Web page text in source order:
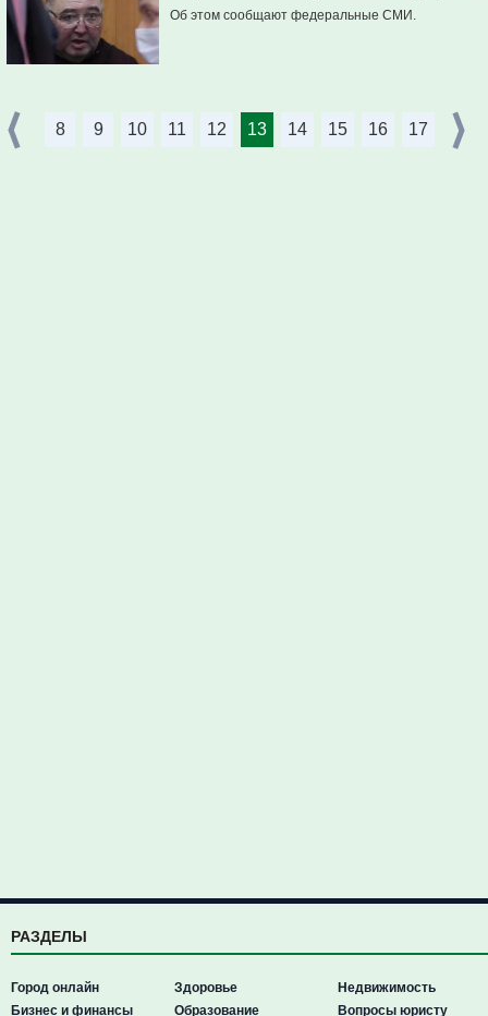
Об этом сообщают федеральные СМИ.
8 9 10 11 12 13 14 15 16 17
РАЗДЕЛЫ
Город онлайн
Бизнес и финансы
Здоровье
Образование
Недвижимость
Вопросы юристу